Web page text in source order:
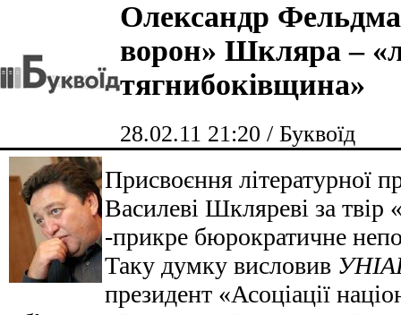
Олександр
ворон» Шкляра –
тягнибоківщина»
28.02.11 21:20 / Буквоїд
Присвоєння літературної
Василеві Шкляреві за
-прикре бюрократичне
Таку думку висловив
президент «Асоціації